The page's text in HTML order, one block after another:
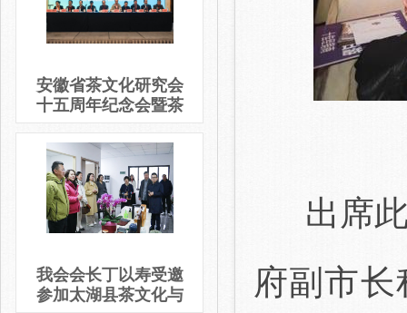
安徽省茶文化研究会
十五周年纪念会暨茶
文化论坛隆重举办
我会会长丁以寿受邀
参加太湖县茶文化与
出席此
府副市